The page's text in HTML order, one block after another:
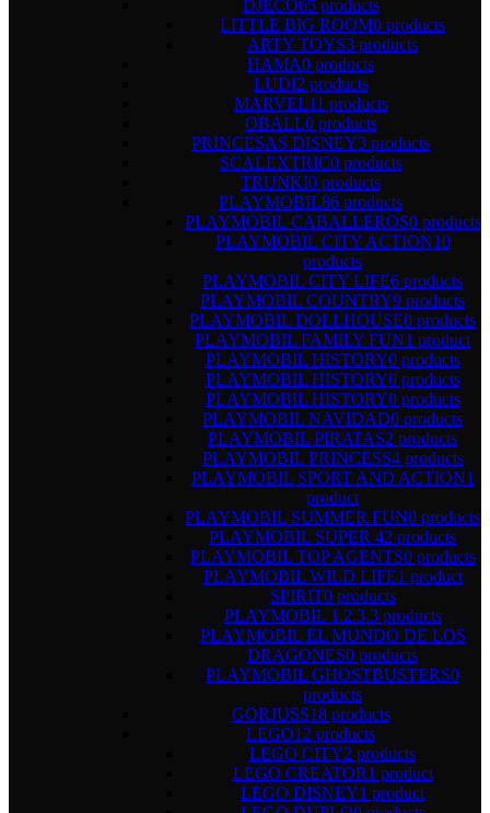
DJECO65 products
LITTLE BIG ROOM0 products
ARTY TOYS3 products
HAMA0 products
LUDI2 products
MARVEL11 products
OBALL0 products
PRINCESAS DISNEY3 products
SCALEXTRIC0 products
TRUNKI0 products
PLAYMOBIL86 products
PLAYMOBIL CABALLEROS0 products
PLAYMOBIL CITY ACTION10
products
PLAYMOBIL CITY LIFE6 products
PLAYMOBIL COUNTRY9 products
PLAYMOBIL DOLLHOUSE0 products
PLAYMOBIL FAMILY FUN1 product
PLAYMOBIL HISTORY0 products
PLAYMOBIL HISTORY0 products
PLAYMOBIL HISTORY0 products
PLAYMOBIL NAVIDAD0 products
PLAYMOBIL PIRATAS2 products
PLAYMOBIL PRINCESS4 products
PLAYMOBIL SPORT AND ACTION1
product
PLAYMOBIL SUMMER FUN0 products
PLAYMOBIL SUPER 42 products
PLAYMOBIL TOP AGENTS0 products
PLAYMOBIL WILD LIFE1 product
SPIRIT0 products
PLAYMOBIL 1.2.3.3 products
PLAYMOBIL EL MUNDO DE LOS
DRAGONES0 products
PLAYMOBIL GHOSTBUSTERS0
products
GORJUSS18 products
LEGO12 products
LEGO CITY2 products
LEGO CREATOR1 product
LEGO DISNEY1 product